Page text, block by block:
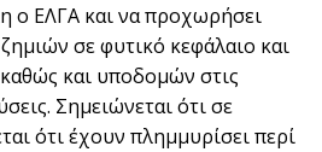
ο ΕΛΓΑ και να προχωρήσει
σε φυτικό κεφάλαιο και
και υποδομών στις
Σημειώνεται ότι σε
ότι έχουν πλημμυρίσει περί